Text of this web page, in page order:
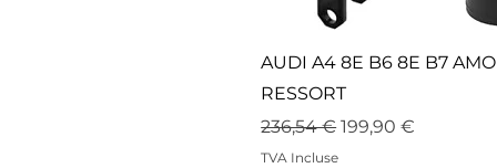
AUDI A4 8E B6 8E B7
RESSORT
Prix original
236,54 € Prix
199,90 €
TVA Incluse